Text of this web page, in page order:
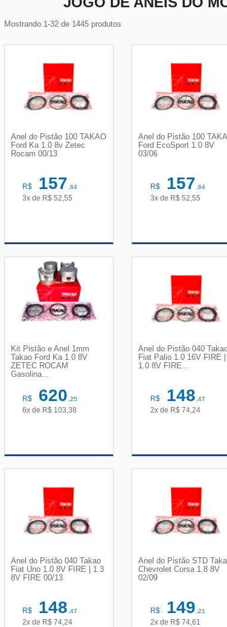
Mostrando 1-32 de 1445 produtos
Anel do Pistão 100 TAKAO
Ford Ka 1.0 8v Zetec
Rocam 00/13
R$ 157,64
3x de R$ 52,55
Anel do Pistão 100
Ford EcoSport 1.0 8V
03/06
R$ 157,64
3x de R$ 52,55
Kit Pistão e Anel 1mm
Takao Ford Ka 1.0 8V
ZETEC ROCAM
Gasolina...
R$ 620,25
6x de R$ 103,38
Anel do Pistão 040
Fiat Palio 1.0 16V FIRE |
1.0 8V FIRE...
R$ 148,47
2x de R$ 74,24
Anel do Pistão 040 Takao
Fiat Uno 1.0 8V FIRE | 1.3
8V FIRE 00/13
R$ 148,47
2x de R$ 74,24
Anel do Pistão STD
Chevrolet Corsa 1.8 8V
02/09
R$ 149,21
2x de R$ 74,61